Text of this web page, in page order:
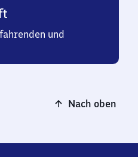
und
Nach oben